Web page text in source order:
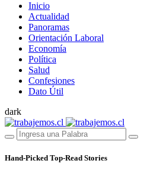
Inicio
Actualidad
Panoramas
Orientación Laboral
Economía
Política
Salud
Confesiones
Dato Útil
dark
Hand-Picked Top-Read Stories